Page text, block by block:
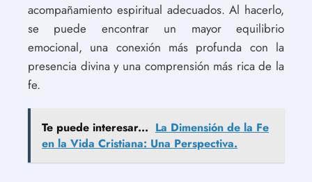
acompañamiento espiritual adecuados. Al hacerlo,
se puede encontrar un mayor equilibrio
emocional, una conexión más profunda con la
presencia divina y una comprensión más rica de la
fe.
Te puede interesar... La Dimensión de la Fe
en la Vida Cristiana: Una Perspectiva.